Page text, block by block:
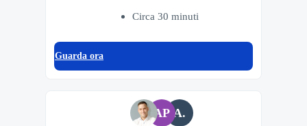
Circa 30 minuti
Guarda ora
AP A.